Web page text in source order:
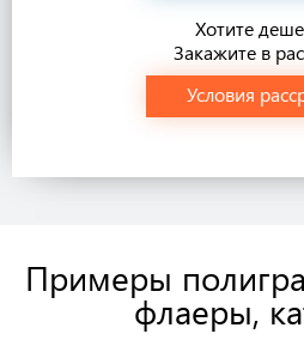
Хотите
Закажите в
Условия
Примеры
флаеры,